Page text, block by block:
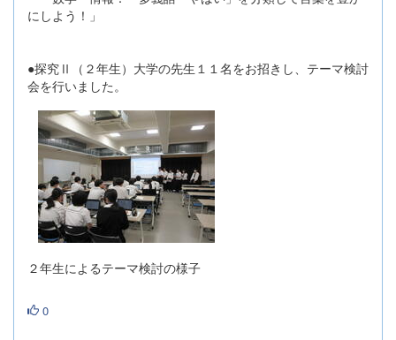
にしよう！」
●探究Ⅱ（２年生）大学の先生１１名をお招きし、テーマ検討
会を行いました。
２年生によるテーマ検討の様子
0